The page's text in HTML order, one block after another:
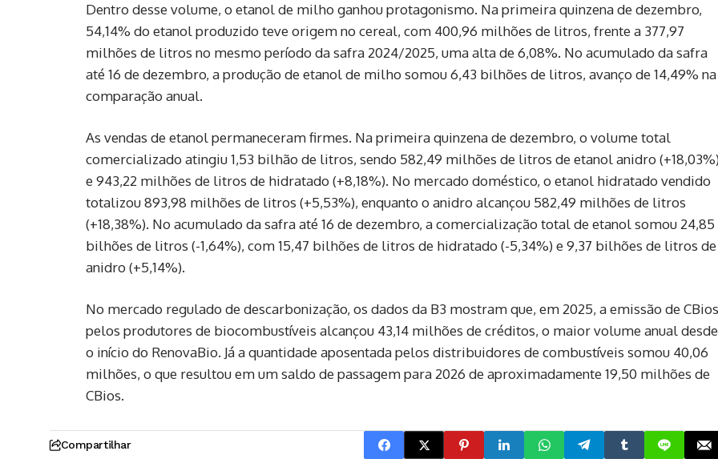
Dentro desse volume, o etanol de milho ganhou protagonismo. Na primeira quinzena de dezembro,
54,14% do etanol produzido teve origem no cereal, com 400,96 milhões de litros, frente a 377,97
milhões de litros no mesmo período da safra 2024/2025, uma alta de 6,08%. No acumulado da safra
até 16 de dezembro, a produção de etanol de milho somou 6,43 bilhões de litros, avanço de 14,49% na
comparação anual.
As vendas de etanol permaneceram firmes. Na primeira quinzena de dezembro, o volume total
comercializado atingiu 1,53 bilhão de litros, sendo 582,49 milhões de litros de etanol anidro
e 943,22 milhões de litros de hidratado (+8,18%). No mercado doméstico, o etanol hidratado vendido
totalizou 893,98 milhões de litros (+5,53%), enquanto o anidro alcançou 582,49 milhões de litros
(+18,38%). No acumulado da safra até 16 de dezembro, a comercialização total de etanol somou 24,85
bilhões de litros (-1,64%), com 15,47 bilhões de litros de hidratado (-5,34%) e 9,37 bilhões de litros de
anidro (+5,14%).
No mercado regulado de descarbonização, os dados da B3 mostram que, em 2025, a emissão de CBios
pelos produtores de biocombustíveis alcançou 43,14 milhões de créditos, o maior volume anual desde
o início do RenovaBio. Já a quantidade aposentada pelos distribuidores de combustíveis somou 40,06
milhões, o que resultou em um saldo de passagem para 2026 de aproximadamente 19,50 milhões de
CBios.
Compartilhar